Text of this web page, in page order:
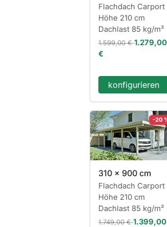
Flachdach Carport
Höhe 210 cm
Dachlast 85 kg/m²
1.599,00 €1.279,00
€
konfigurieren
-20
310 x 900 cm
Flachdach Carport
Höhe 210 cm
Dachlast 85 kg/m²
1.749,00 €1.399,00